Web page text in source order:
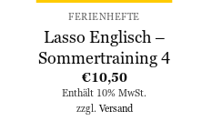
FERIENHEFTE
Lasso Englisch –
Sommertraining 4
€10,50
Enthält 10% MwSt.
zzgl. Versand